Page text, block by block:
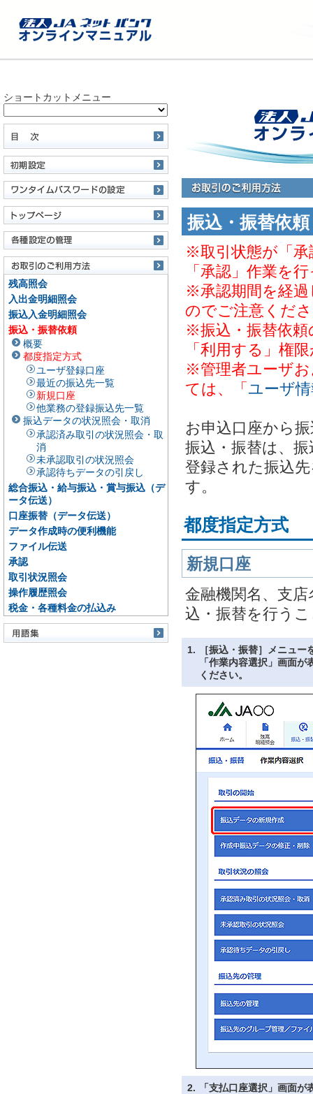
ショートカットメニュー
残高照会
入出金明細照会
振込入金明細照会
振込・振替依頼
概要
都度指定方式
ユーザ登録口座
最近の振込先一覧
新規口座
他業務の登録振込先一覧
振込データの状況照会・取消
承認済み取引の状況照会・取
消
未承認取引の状況照会
承認待ちデータの引戻し
総合振込・給与振込・賞与振込（デ
ータ伝送）
口座振替（データ伝送）
データ作成時の便利機能
ファイル伝送
承認
取引状況照会
操作履歴照会
税金・各種料金の払込み
振込・振替依頼
※取引状態が「
「承認」作業を
※承認期間を経
のでご注意くだ
※振込・振替依
「利用する」権
※管理者ユーザ
ては、「 ユーザ
お申込口座から
振込・振替は、
登録された振込
す。
都度指定方式
新規口座
金融機関名、支
込・振替を行う
1.
［振込・振替］メニュ
「作業内容選択」画面
ください。
2.
「支払口座選択」画面が